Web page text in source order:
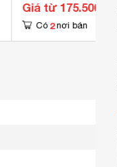
Giá từ 175.500 đ
Có 2 nơi bán